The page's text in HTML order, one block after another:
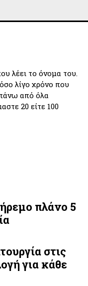
λέει το όνομα του.
λίγο χρόνο που
από όλα
20 είτε 100
πλάνο 5
στις
για κάθε